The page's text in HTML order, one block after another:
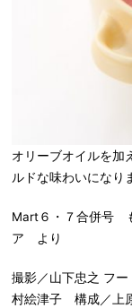
オリーブオイルを加
ルドな味わいになり
Mart６・７合併号
ア より
撮影／山下忠之 フ
村絵津子 構成／上